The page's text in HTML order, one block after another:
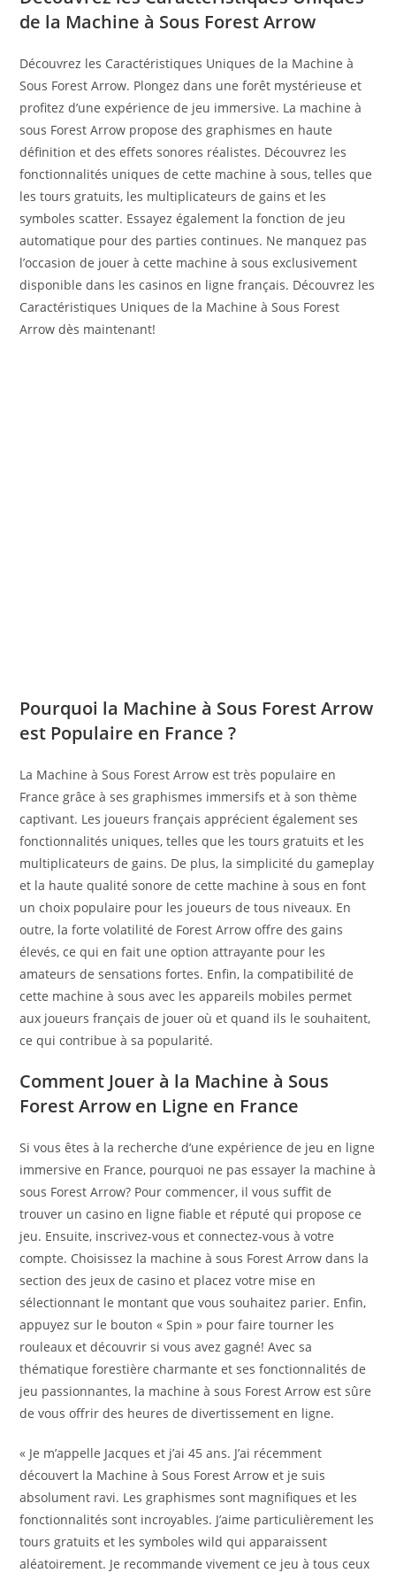
de la Machine à Sous Forest Arrow
Découvrez les Caractéristiques Uniques de la Machine à
Sous Forest Arrow. Plongez dans une forêt mystérieuse et
profitez d’une expérience de jeu immersive. La machine à
sous Forest Arrow propose des graphismes en haute
définition et des effets sonores réalistes. Découvrez les
fonctionnalités uniques de cette machine à sous, telles que
les tours gratuits, les multiplicateurs de gains et les
symboles scatter. Essayez également la fonction de jeu
automatique pour des parties continues. Ne manquez pas
l’occasion de jouer à cette machine à sous exclusivement
disponible dans les casinos en ligne français. Découvrez les
Caractéristiques Uniques de la Machine à Sous Forest
Arrow dès maintenant!
Pourquoi la Machine à Sous Forest Arrow
est Populaire en France ?
La Machine à Sous Forest Arrow est très populaire en
France grâce à ses graphismes immersifs et à son thème
captivant. Les joueurs français apprécient également ses
fonctionnalités uniques, telles que les tours gratuits et les
multiplicateurs de gains. De plus, la simplicité du gameplay
et la haute qualité sonore de cette machine à sous en font
un choix populaire pour les joueurs de tous niveaux. En
outre, la forte volatilité de Forest Arrow offre des gains
élevés, ce qui en fait une option attrayante pour les
amateurs de sensations fortes. Enfin, la compatibilité de
cette machine à sous avec les appareils mobiles permet
aux joueurs français de jouer où et quand ils le souhaitent,
ce qui contribue à sa popularité.
Comment Jouer à la Machine à Sous
Forest Arrow en Ligne en France
Si vous êtes à la recherche d’une expérience de jeu en ligne
immersive en France, pourquoi ne pas essayer la machine à
sous Forest Arrow? Pour commencer, il vous suffit de
trouver un casino en ligne fiable et réputé qui propose ce
jeu. Ensuite, inscrivez-vous et connectez-vous à votre
compte. Choisissez la machine à sous Forest Arrow dans la
section des jeux de casino et placez votre mise en
sélectionnant le montant que vous souhaitez parier. Enfin,
appuyez sur le bouton « Spin » pour faire tourner les
rouleaux et découvrir si vous avez gagné! Avec sa
thématique forestière charmante et ses fonctionnalités de
jeu passionnantes, la machine à sous Forest Arrow est sûre
de vous offrir des heures de divertissement en ligne.
« Je m’appelle Jacques et j’ai 45 ans. J’ai récemment
découvert la Machine à Sous Forest Arrow et je suis
absolument ravi. Les graphismes sont magnifiques et les
fonctionnalités sont incroyables. J’aime particulièrement les
tours gratuits et les symboles wild qui apparaissent
aléatoirement. Je recommande vivement ce jeu à tous ceux